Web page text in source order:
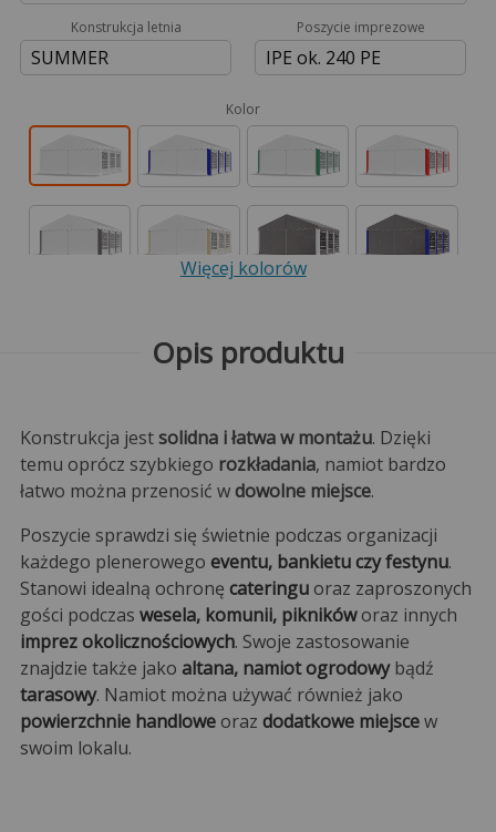
Konstrukcja letnia
SUMMER
Poszycie imprezowe
IPE ok. 240 PE
Kolor
Więcej kolorów
Opis produktu
Konstrukcja jestsolidna i łatwa w montażu. Dzięki
temu oprócz szybkiego rozkładania, namiot bardzo
łatwo można przenosić wdowolne miejsce.
Poszycie sprawdzi się świetnie podczas organizacji
każdego plenerowego eventu, bankietu czy festynu.
Stanowi idealną ochronę cateringuoraz zaproszonych
gości podczas wesela, komunii, piknikóworaz innych
imprez okolicznościowych. Swoje zastosowanie
znajdzie także jako altana, namiot ogrodowybądź
tarasowy. Namiot można używać również jako
powierzchnie handloweoraz dodatkowe miejscew
swoim lokalu.